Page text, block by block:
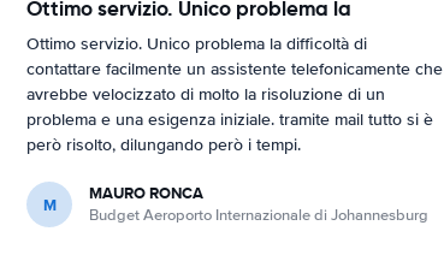
Ottimo servizio. Unico problema la
Ottimo servizio. Unico problema la difficoltà di
contattare facilmente un assistente telefonicamente che
avrebbe velocizzato di molto la risoluzione di un
problema e una esigenza iniziale. tramite mail tutto si è
però risolto, dilungando però i tempi.
M MAURO RONCA
Budget Aeroporto Internazionale di Johannesburg